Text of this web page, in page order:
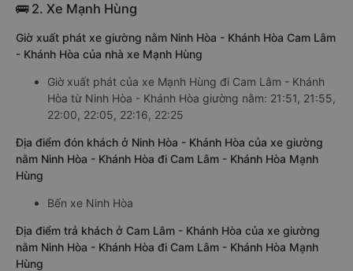
🚌 2. Xe Mạnh Hùng
Giờ xuất phát xe giường nằm Ninh Hòa - Khánh Hòa Cam Lâm
- Khánh Hòa của nhà xe Mạnh Hùng
Giờ xuất phát của xe Mạnh Hùng đi Cam Lâm - Khánh
Hòa từ Ninh Hòa - Khánh Hòa giường nằm: 21:51, 21:55,
22:00, 22:05, 22:16, 22:25
Địa điểm đón khách ở Ninh Hòa - Khánh Hòa của xe giường
nằm Ninh Hòa - Khánh Hòa đi Cam Lâm - Khánh Hòa Mạnh
Hùng
Bến xe Ninh Hòa
Địa điểm trả khách ở Cam Lâm - Khánh Hòa của xe giường
nằm Ninh Hòa - Khánh Hòa đi Cam Lâm - Khánh Hòa Mạnh
Hùng